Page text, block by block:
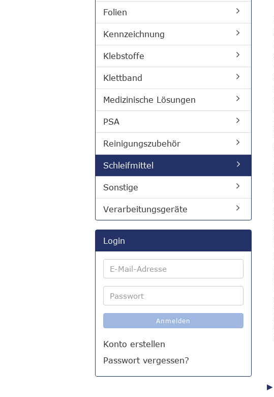
Folien
Kennzeichnung
Klebstoffe
Klettband
Medizinische Lösungen
PSA
Reinigungszubehör
Schleifmittel
Sonstige
Verarbeitungsgeräte
Login
E-
Mail-
Passwort
Anmelden
Konto erstellen
Passwort vergessen?